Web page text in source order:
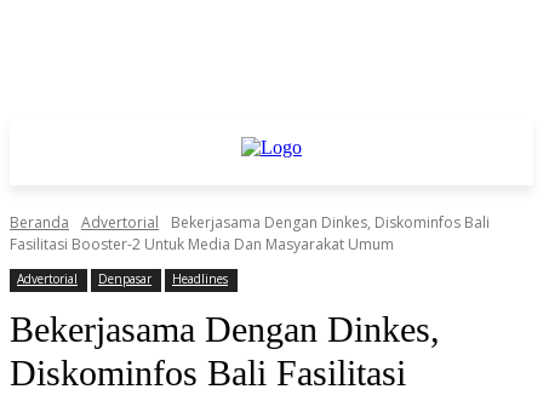
Beranda Advertorial
Bekerjasama Dengan Dinkes, Diskominfos Bali
Fasilitasi Booster-2 Untuk Media Dan Masyarakat Umum
Advertorial Denpasar Headlines
Bekerjasama Dengan Dinkes,
Diskominfos Bali Fasilitasi